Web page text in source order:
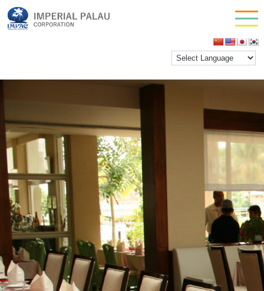
waves 2
inpactestuser |2021年2月24日